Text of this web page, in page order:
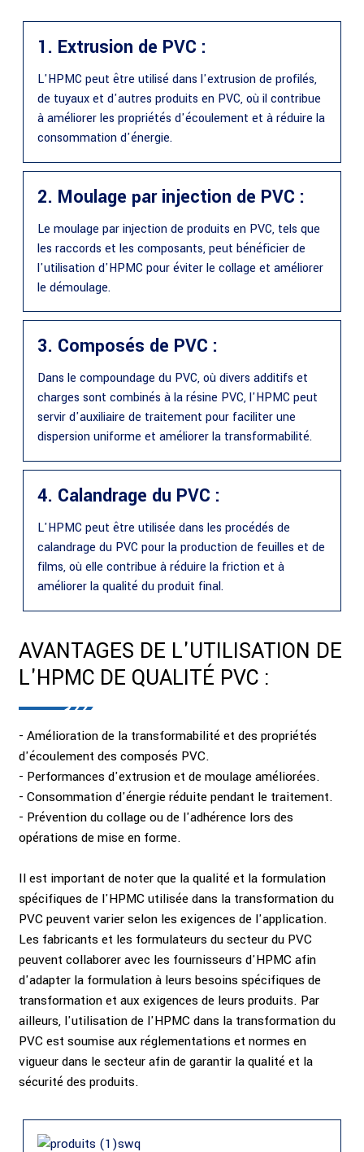
1. Extrusion de PVC :
L'HPMC peut être utilisé dans l'extrusion de profilés,
de tuyaux et d'autres produits en PVC, où il contribue
à améliorer les propriétés d'écoulement et à réduire la
consommation d'énergie.
2. Moulage par injection de PVC :
Le moulage par injection de produits en PVC, tels que
les raccords et les composants, peut bénéficier de
l'utilisation d'HPMC pour éviter le collage et améliorer
le démoulage.
3. Composés de PVC :
Dans le compoundage du PVC, où divers additifs et
charges sont combinés à la résine PVC, l'HPMC peut
servir d'auxiliaire de traitement pour faciliter une
dispersion uniforme et améliorer la transformabilité.
4. Calandrage du PVC :
L'HPMC peut être utilisée dans les procédés de
calandrage du PVC pour la production de feuilles et de
films, où elle contribue à réduire la friction et à
améliorer la qualité du produit final.
AVANTAGES DE L'UTILISATION DE
L'HPMC DE QUALITÉ PVC :
- Amélioration de la transformabilité et des propriétés
d'écoulement des composés PVC.
- Performances d'extrusion et de moulage améliorées.
- Consommation d'énergie réduite pendant le traitement.
- Prévention du collage ou de l'adhérence lors des
opérations de mise en forme.
Il est important de noter que la qualité et la formulation
spécifiques de l'HPMC utilisée dans la transformation du
PVC peuvent varier selon les exigences de l'application.
Les fabricants et les formulateurs du secteur du PVC
peuvent collaborer avec les fournisseurs d'HPMC afin
d'adapter la formulation à leurs besoins spécifiques de
transformation et aux exigences de leurs produits. Par
ailleurs, l'utilisation de l'HPMC dans la transformation du
PVC est soumise aux réglementations et normes en
vigueur dans le secteur afin de garantir la qualité et la
sécurité des produits.